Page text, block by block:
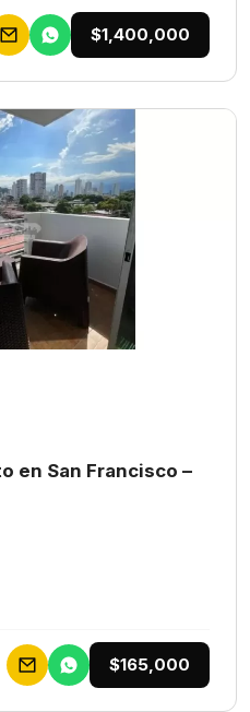
$1,400,000
en San Francisco –
$165,000